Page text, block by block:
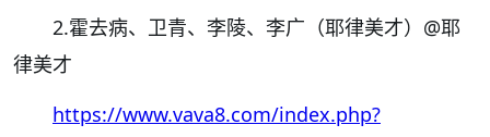
2.霍去病、卫青、李陵、李广（耶律美才） @耶
律美才
https://www.vava8.com/index.php?